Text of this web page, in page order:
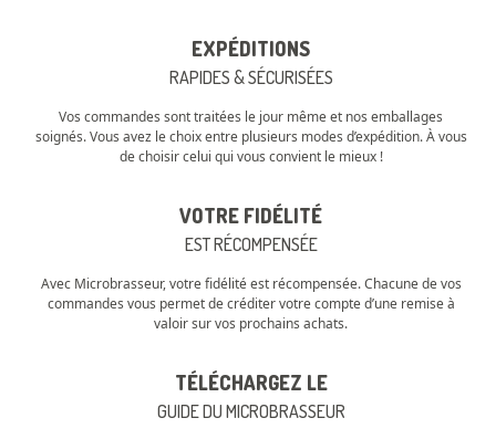
EXPÉDITIONS
RAPIDES & SÉCURISÉES
Vos commandes sont traitées le jour même et nos emballages
soignés. Vous avez le choix entre plusieurs modes d’expédition. À vous
de choisir celui qui vous convient le mieux !
VOTRE FIDÉLITÉ
EST RÉCOMPENSÉE
Avec Microbrasseur, votre fidélité est récompensée. Chacune de vos
commandes vous permet de créditer votre compte d’une remise à
valoir sur vos prochains achats.
TÉLÉCHARGEZ LE
GUIDE DU MICROBRASSEUR